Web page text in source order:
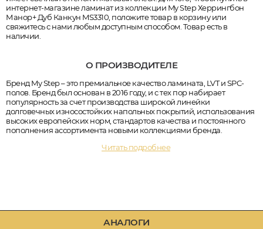
интернет-магазине ламинат из коллекции My Step Херрингбон
Манор+ Дуб Канкун MS3310, положите товар в корзину или
свяжитесь с нами любым доступным способом. Товар есть в
наличии.
О ПРОИЗВОДИТЕЛЕ
Бренд My Step – это премиальное качество ламината, LVT и SPC-
полов. Бренд был основан в 2016 году, и с тех пор набирает
популярность за счет производства широкой линейки
долговечных износостойких напольных покрытий, использования
высоких европейских норм, стандартов качества и постоянного
пополнения ассортимента новыми коллекциями бренда.
Читать подробнее
АНАЛОГИ